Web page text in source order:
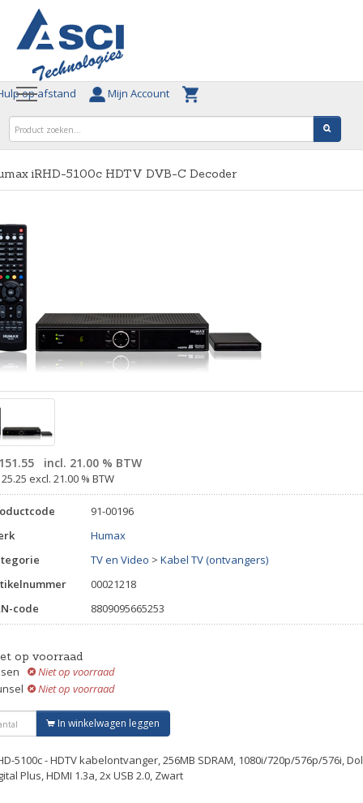
op afstand Mijn Account
iRHD-5100c HDTV DVB-C Decoder
incl. 21.00 % BTW
excl. 21.00 % BTW
91-00196
Humax
TV en Video > Kabel TV (ontvangers)
00021218
code
8809095665253
op voorraad
Niet op voorraad
Niet op voorraad
In winkelwagen leggen
5100c - HDTV kabelontvanger, 256MB SDRAM, 1080i/720p/576p/576i,
Plus, HDMI 1.3a, 2x USB 2.0, Zwart